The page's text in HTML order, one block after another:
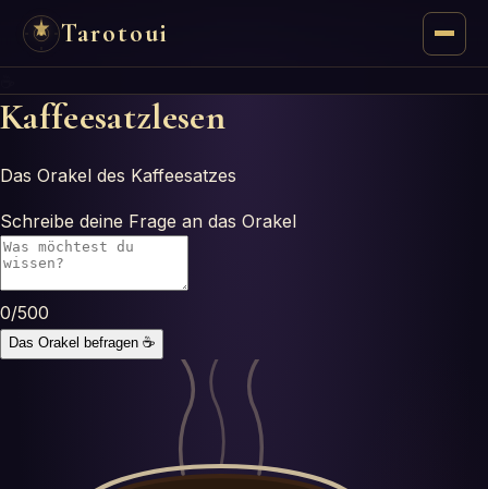
Tarotoui
Tarot
Réponses du Tarot
Oracles
Mancie
Kaffeesatzlesen
Das Orakel des Kaffeesatzes
Schreibe deine Frage an das Orakel
0/500
Das Orakel befragen ☕